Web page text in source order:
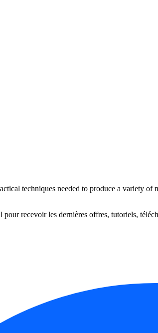
techniques needed to produce a variety
recevoir les dernières offres, tutoriels,